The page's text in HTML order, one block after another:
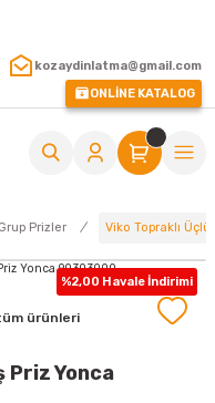
kozaydinlatma@gmail.com
ONLİNE KATALOG
Prizler Viko Topraklı
%2,00 Havale İndirimi
ürünleri
Priz Yonca